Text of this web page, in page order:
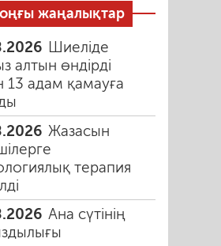
түтін 06.08.2026
жаңалықтар
Шиеліде
алтын өндірді
13 адам қамауға
Жазасын
терапия
Ана сүтінің